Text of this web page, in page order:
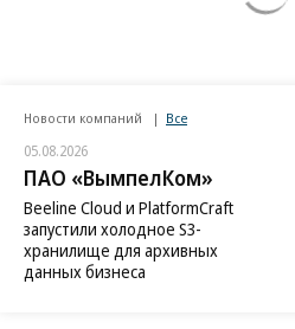
Новости компаний Все
05.08.2026
ПАО «ВымпелКом»
Beeline Cloud и PlatformCraft
запустили холодное S3-
хранилище для архивных
данных бизнеса